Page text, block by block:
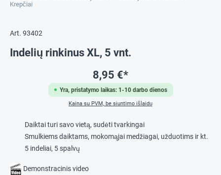
Krepčiai
Art. 93402
Indelių rinkinus XL, 5 vnt.
Yra, pristatymo laikas: 1-10 darbo dienos
8,95 €*
Kaina su PVM, be siuntimo išlaidų
Daiktai turi savo vietą, sudėti tvarkingai
Smulkiems daiktams, mokomąjai medžiagai, užduotims ir kt.
5 indeliai, 5 spalvų
Demonstracinis video